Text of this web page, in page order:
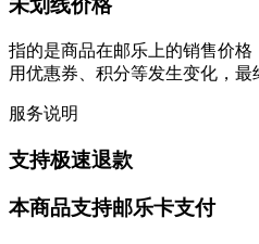
未划线价格
指的是商品在邮乐上的销售价
用优惠券、积分等发生变化，最
服务说明
支持极速退款
本商品支持邮乐卡支付